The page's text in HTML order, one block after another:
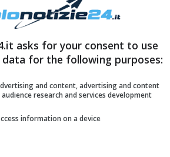
vanta infatti la
con molto affetto e che la
nota – sui suoi profili social
varie immagini della sua
asks for your consent to use
data for the following purposes:
and content, advertising and content
research and services development
information on a device